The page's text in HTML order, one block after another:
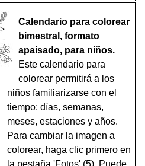
Calendario para colorear
bimestral, formato
apaisado, para niños.
Este calendario para
colorear permitirá a los
niños familiarizarse con el
tiempo: días, semanas,
meses, estaciones y años.
Para cambiar la imagen a
colorear, haga clic primero en
la pestaña 'Fotos' (5). Puede